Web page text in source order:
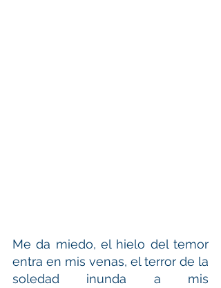
Me da miedo, el hielo del temor
entra en mis venas, el terror de la
soledad inunda a mis